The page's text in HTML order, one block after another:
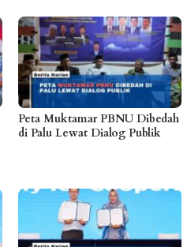
Peta Muktamar PBNU Dibedah
di Palu Lewat Dialog Publik